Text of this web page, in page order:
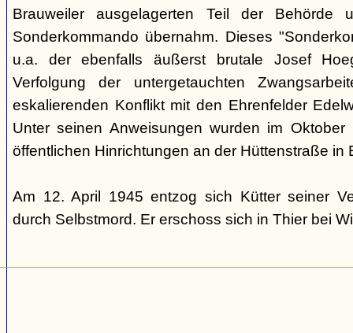
Brauweiler ausgelagerten Teil der Behörde
Sonderkommando übernahm. Dieses
u.a. der ebenfalls äußerst brutale Josef
Verfolgung der untergetauchten
eskalierenden Konflikt mit den Ehrenfelder
Unter seinen Anweisungen wurden im
öffentlichen Hinrichtungen an der Hüttenstraße in
Am 12. April 1945 entzog sich Kütter seiner
durch Selbstmord. Er erschoss sich in Thier bei